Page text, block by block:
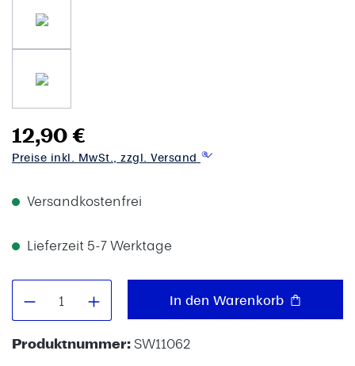
12,90 €
Preise inkl. MwSt., zzgl. Versand
Versandkostenfrei
Lieferzeit 5-7 Werktage
Produkt Anzahl: Gib denIn den Warenkorb
Produktnummer:SW11062